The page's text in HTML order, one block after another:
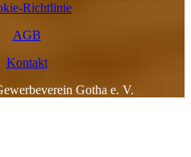
Richtlinie
AGB
Kontakt
Gotha e. V.